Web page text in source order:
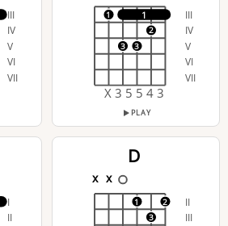
III
IV
V
VI
VII
III
IV
V
VI
VII
1
1
3 3
2
X 3 5 5 4 3
PLAY
I
II
D
x x
II
III
1
3
2